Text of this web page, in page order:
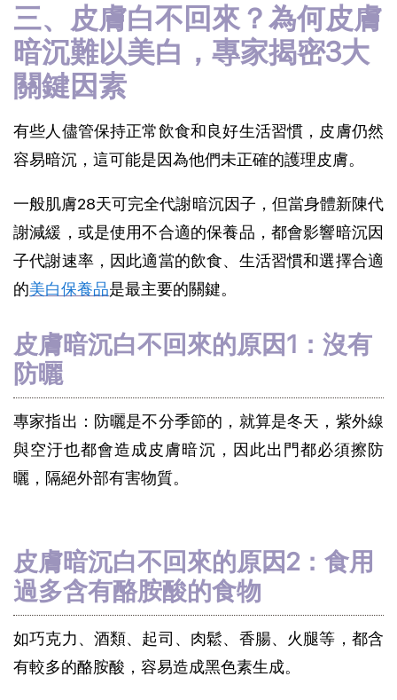
三、皮膚白不回來？為何皮膚
暗沉難以美白，專家揭密3大
關鍵因素
有些人儘管保持正常飲食和良好生活習慣，皮膚仍然
容易暗沉，這可能是因為他們未正確的護理皮膚。
一般肌膚28天可完全代謝暗沉因子，但當身體新陳代
謝減緩，或是使用不合適的保養品，都會影響暗沉因
子代謝速率，因此適當的飲食、生活習慣和選擇合適
的美白保養品是最主要的關鍵。
皮膚暗沉白不回來的原因1：沒有
防曬
專家指出：防曬是不分季節的，就算是冬天，紫外線
與空汙也都會造成皮膚暗沉，因此出門都必須擦防
曬，隔絕外部有害物質。
皮膚暗沉白不回來的原因2：食用
過多含有酪胺酸的食物
如巧克力、酒類、起司、肉鬆、香腸、火腿等，都含
有較多的酪胺酸，容易造成黑色素生成。